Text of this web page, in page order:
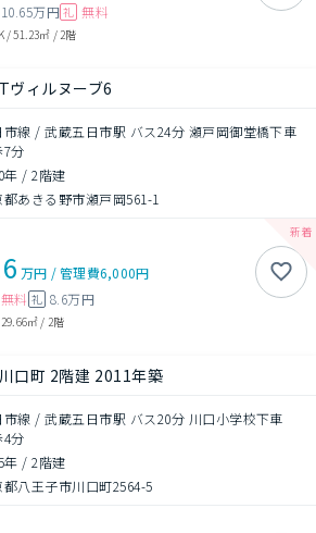
10.65万円 礼 無料
/51.23㎡ / 2階
ヴィルヌーブ6
市線 / 武蔵五日市駅 バス24分 瀬戸岡御堂橋下車
7分
年 /2階建
都あきる野市瀬戸岡561-1
万円 /管理費6,000円
無料 礼 8.6万円
29.66㎡ / 2階
口町 2階建 2011年築
市線 / 武蔵五日市駅 バス20分 川口小学校下車
4分
年 /2階建
都八王子市川口町2564-5